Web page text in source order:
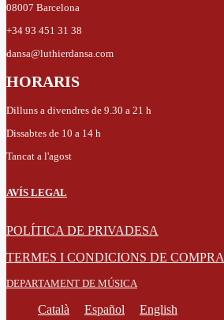
08007 Barcelona
+34 93 451 31 38
dansa@luthierdansa.com
HORARIS
Dilluns a divendres de 9.30 a 21 h
Dissabtes de 10 a 14 h
Tancat a l'agost
AVÍS LEGAL
POLÍTICA DE PRIVADESA
TERMES I CONDICIONS DE COMPRA
DEPARTAMENT DE MÚSICA
Català Español English